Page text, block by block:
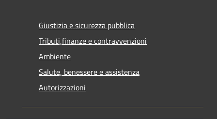
Giustizia e sicurezza pubblica
Tributi,finanze e contravvenzioni
Ambiente
Salute, benessere e assistenza
Autorizzazioni